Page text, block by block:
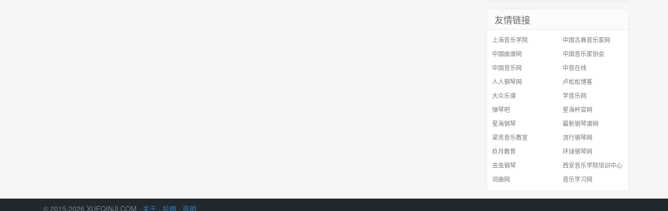
友情链接
上海音乐学院
中国古典音乐家网
中国曲谱网
中国音乐家协会
中国音乐网
中音在线
人人钢琴网
卢松松博客
大众乐谱
学音乐网
弹琴吧
星海杯官网
星海钢琴
最新钢琴谱网
梁亮音乐教室
流行钢琴网
玖月教育
环球钢琴网
虫虫钢琴
西安音乐学院培训中心
词曲网
音乐学习网
© 2015-2026 XUEQINJI.COM · 关于 · 投稿 · 声明